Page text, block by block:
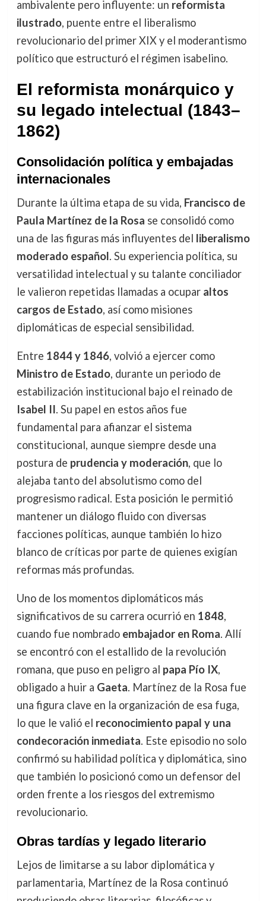
ambivalente pero influyente: un reformista
ilustrado, puente entre el liberalismo
revolucionario del primer XIX y el moderantismo
político que estructuró el régimen isabelino.
El reformista monárquico y
su legado intelectual (1843–
1862)
Consolidación política y embajadas
internacionales
Durante la última etapa de su vida, Francisco de
Paula Martínez de la Rosa se consolidó como
una de las figuras más influyentes del liberalismo
moderado español. Su experiencia política, su
versatilidad intelectual y su talante conciliador
le valieron repetidas llamadas a ocupar altos
cargos de Estado, así como misiones
diplomáticas de especial sensibilidad.
Entre 1844 y 1846, volvió a ejercer como
Ministro de Estado, durante un periodo de
estabilización institucional bajo el reinado de
Isabel II. Su papel en estos años fue
fundamental para afianzar el sistema
constitucional, aunque siempre desde una
postura de prudencia y moderación, que lo
alejaba tanto del absolutismo como del
progresismo radical. Esta posición le permitió
mantener un diálogo fluido con diversas
facciones políticas, aunque también lo hizo
blanco de críticas por parte de quienes exigían
reformas más profundas.
Uno de los momentos diplomáticos más
significativos de su carrera ocurrió en 1848,
cuando fue nombrado embajador en Roma. Allí
se encontró con el estallido de la revolución
romana, que puso en peligro al papa Pío IX,
obligado a huir a Gaeta. Martínez de la Rosa fue
una figura clave en la organización de esa fuga,
lo que le valió el reconocimiento papal y una
condecoración inmediata. Este episodio no solo
confirmó su habilidad política y diplomática, sino
que también lo posicionó como un defensor del
orden frente a los riesgos del extremismo
revolucionario.
Obras tardías y legado literario
Lejos de limitarse a su labor diplomática y
parlamentaria, Martínez de la Rosa continuó